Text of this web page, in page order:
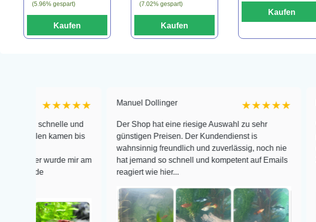
(5.96% gespart)
Kaufen
(7.02% gespart)
Kaufen
Kaufen
★★★★★
und
kamen bis
mir am
Manuel Dollinger ★★★★★
Der Shop hat eine riesige Auswahl zu sehr
günstigen Preisen. Der Kundendienst is
wahnsinnig freundlich und zuverlässig, noch nie
hat jemand so schnell und kompetent auf Emails
reagiert wie hier...
Frank
Zustand.